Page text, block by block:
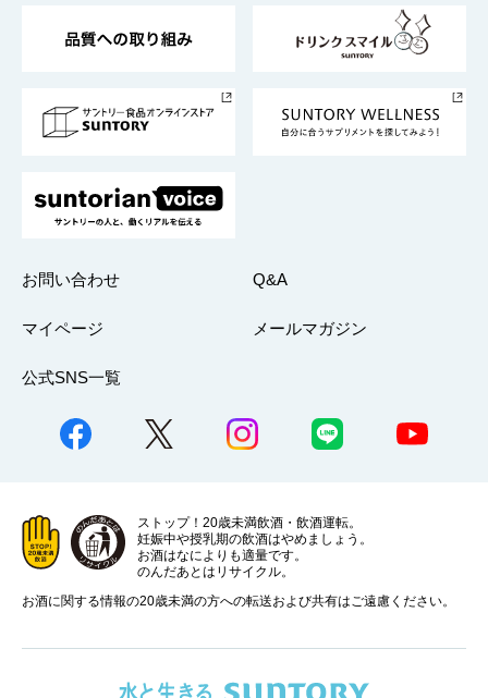
採用情報
お問い合わせ Q&A
マイページ メールマガジン
公式SNS一覧
ストップ！20歳未満飲酒・飲酒運転。
妊娠中や授乳期の飲酒はやめましょう。
お酒はなによりも適量です。
のんだあとはリサイクル。
お酒に関する情報の20歳未満の方への転送および共有はご遠慮ください。